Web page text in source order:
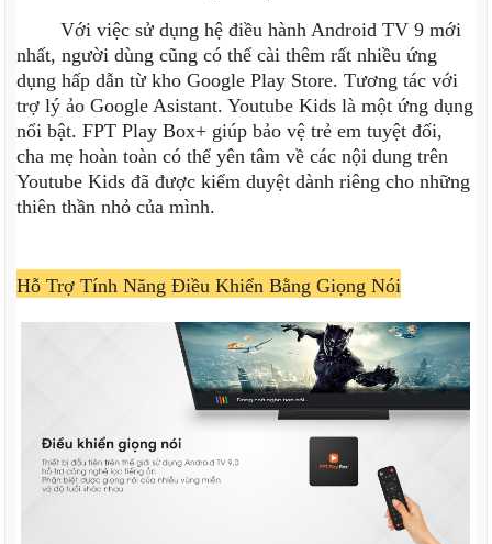
Với việc sử dụng hệ điều hành Android TV 9 mới
nhất, người dùng cũng có thể cài thêm rất nhiều ứng
dụng hấp dẫn từ kho Google Play Store. Tương tác với
trợ lý ảo Google Asistant. Youtube Kids là một ứng dụng
nổi bật. FPT Play Box+ giúp bảo vệ trẻ em tuyệt đối,
cha mẹ hoàn toàn có thể yên tâm về các nội dung trên
Youtube Kids đã được kiểm duyệt dành riêng cho những
thiên thần nhỏ của mình.
Hỗ Trợ Tính Năng Điều Khiển Bằng Giọng Nói